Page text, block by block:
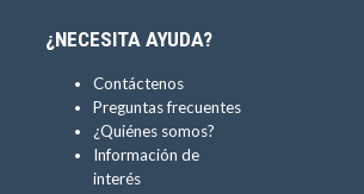
¿NECESITA AYUDA?
Contáctenos
Preguntas frecuentes
¿Quiénes somos?
Información de
interés